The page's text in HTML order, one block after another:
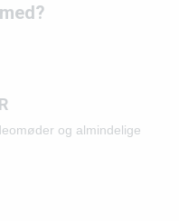
og almindelige